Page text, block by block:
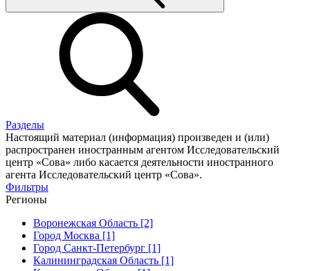
Разделы
Настоящий материал (информация) произведен и (или)
распространен иностранным агентом Исследовательский
центр «Сова» либо касается деятельности иностранного
агента Исследовательский центр «Сова».
Фильтры
Регионы
Воронежская Область [2]
Город Москва [1]
Город Санкт-Петербург [1]
Калининградская Область [1]